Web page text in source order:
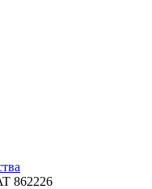
862226